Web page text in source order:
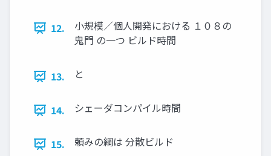
12.
小規模／個人開発における １０８の
鬼門 の一つ ビルド時間
13. と
14. シェーダコンパイル時間
15. 頼みの綱は 分散ビルド